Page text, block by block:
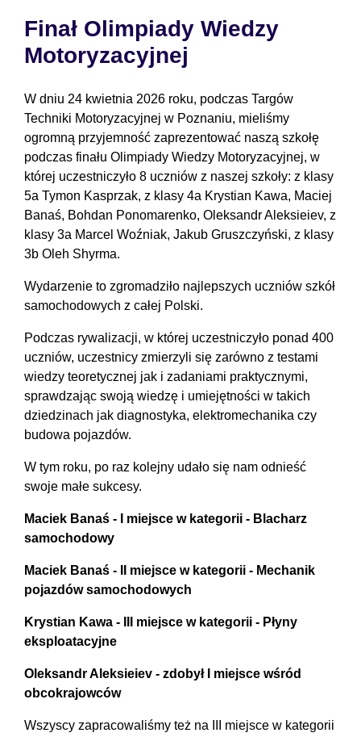
Finał Olimpiady Wiedzy
Motoryzacyjnej
W dniu 24 kwietnia 2026 roku, podczas Targów
Techniki Motoryzacyjnej w Poznaniu, mieliśmy
ogromną przyjemność zaprezentować naszą szkołę
podczas finału Olimpiady Wiedzy Motoryzacyjnej, w
której uczestniczyło 8 uczniów z naszej szkoły: z klasy
5a Tymon Kasprzak, z klasy 4a Krystian Kawa, Maciej
Banaś, Bohdan Ponomarenko, Oleksandr Aleksieiev, z
klasy 3a Marcel Woźniak, Jakub Gruszczyński, z klasy
3b Oleh Shyrma.
Wydarzenie to zgromadziło najlepszych uczniów szkół
samochodowych z całej Polski.
Podczas rywalizacji, w której uczestniczyło ponad 400
uczniów, uczestnicy zmierzyli się zarówno z testami
wiedzy teoretycznej jak i zadaniami praktycznymi,
sprawdzając swoją wiedzę i umiejętności w takich
dziedzinach jak diagnostyka, elektromechanika czy
budowa pojazdów.
W tym roku, po raz kolejny udało się nam odnieść
swoje małe sukcesy.
Maciek Banaś - I miejsce w kategorii - Blacharz
samochodowy
Maciek Banaś - II miejsce w kategorii - Mechanik
pojazdów samochodowych
Krystian Kawa - III miejsce w kategorii - Płyny
eksploatacyjne
Oleksandr Aleksieiev - zdobył I miejsce wśród
obcokrajowców
Wszyscy zapracowaliśmy też na III miejsce w kategorii